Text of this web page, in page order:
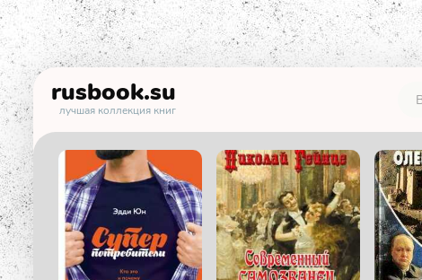
rusbook.su
лучшая коллекция книг